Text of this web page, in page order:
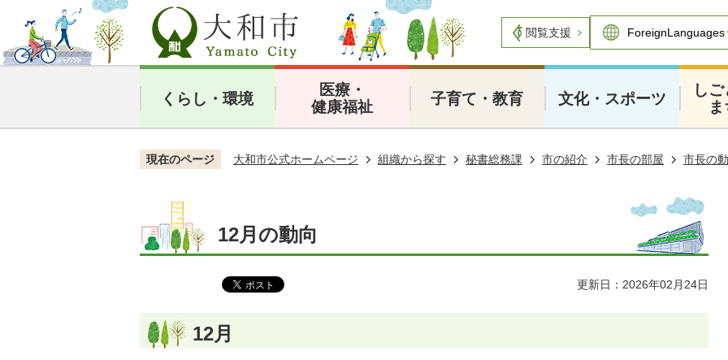
閲覧支援
くらし・環境
医療・
健康福祉
子育て・教育 文化・スポーツ
しご
現在のページ 大和市公式ホームページ 組織から探す 秘書総務課 市の紹介 市長の部屋 市長の
12月の動向
更新日：2026年02月24日
12月